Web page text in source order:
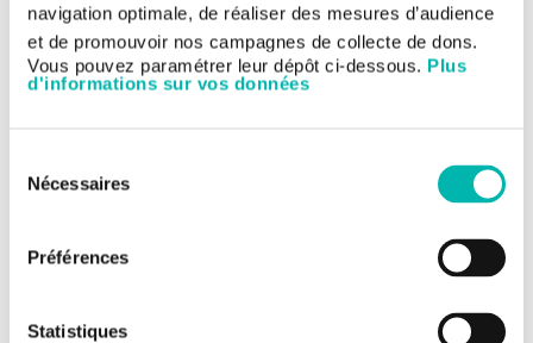
navigation optimale, de réaliser des mesures d’audience
et de promouvoir nos campagnes de collecte de dons.
Vous pouvez paramétrer leur dépôt ci-dessous. Plus
d'informations sur vos données
Nécessaires
Préférences
Statistiques
combination with Nilotinib with Vinblastine alone in
children, adolescents and young adults with low-grade
glioma : an Innovative Therapies for Children with Cancer
in Europe (ITCC) and SIOPE-Brain Tumor Group protocol -